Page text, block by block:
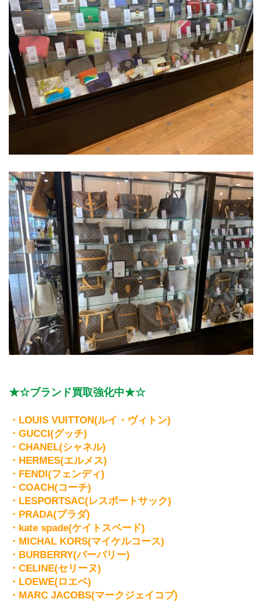
★☆ブランド買取強化中★☆
・LOUIS VUITTON(ルイ・ヴィトン)
・GUCCI(グッチ)
・CHANEL(シャネル)
・HERMES(エルメス)
・FENDI(フェンディ)
・COACH(コーチ)
・LESPORTSAC(レスポートサック)
・PRADA(プラダ)
・kate spade(ケイトスペード)
・MICHAL KORS(マイケルコース)
・BURBERRY(バーバリー)
・CELINE(セリーヌ)
・LOEWE(ロエベ)
・MARC JACOBS(マークジェイコブ)